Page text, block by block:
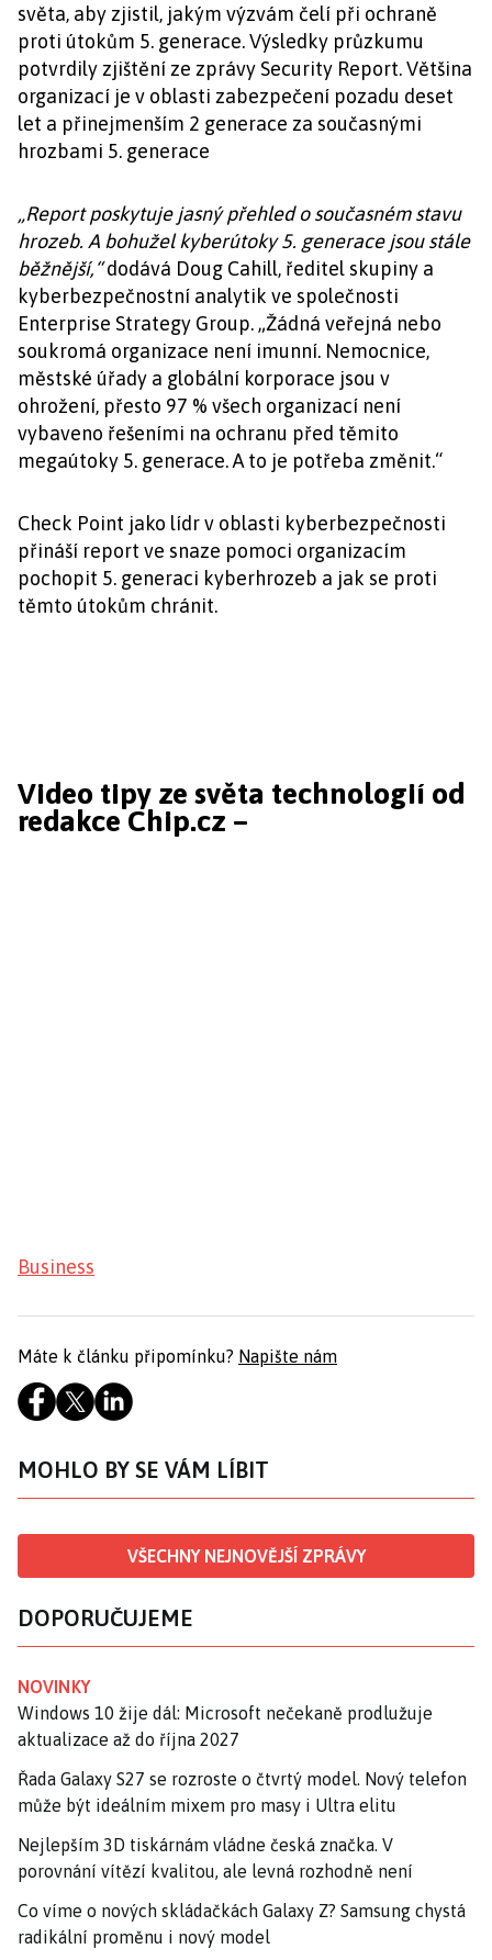
světa, aby zjistil, jakým výzvám čelí při ochraně
proti útokům 5. generace. Výsledky průzkumu
potvrdily zjištění ze zprávy Security Report. Většina
organizací je v oblasti zabezpečení pozadu deset
let a přinejmenším 2 generace za současnými
hrozbami 5. generace
„Report poskytuje jasný přehled o současném stavu
hrozeb. A bohužel kyberútoky 5. generace jsou stále
běžnější,“dodává Doug Cahill, ředitel skupiny a
kyberbezpečnostní analytik ve společnosti
Enterprise Strategy Group. „Žádná veřejná nebo
soukromá organizace není imunní. Nemocnice,
městské úřady a globální korporace jsou v
ohrožení, přesto 97 % všech organizací není
vybaveno řešeními na ochranu před těmito
megaútoky 5. generace. A to je potřeba změnit.“
Check Point jako lídr v oblasti kyberbezpečnosti
přináší report ve snaze pomoci organizacím
pochopit 5. generaci kyberhrozeb a jak se proti
těmto útokům chránit.
Video tipy ze světa technologií od
redakce Chip.cz –
Business
Máte k článku připomínku? Napište nám
MOHLO BY SE VÁM LÍBIT
VŠECHNY NEJNOVĚJŠÍ ZPRÁVY
DOPORUČUJEME
NOVINKY
Windows 10 žije dál: Microsoft nečekaně prodlužuje
aktualizace až do října 2027
Řada Galaxy S27 se rozroste o čtvrtý model. Nový telefon
může být ideálním mixem pro masy i Ultra elitu
Nejlepším 3D tiskárnám vládne česká značka. V
porovnání vítězí kvalitou, ale levná rozhodně není
Co víme o nových skládačkách Galaxy Z? Samsung chystá
radikální proměnu i nový model